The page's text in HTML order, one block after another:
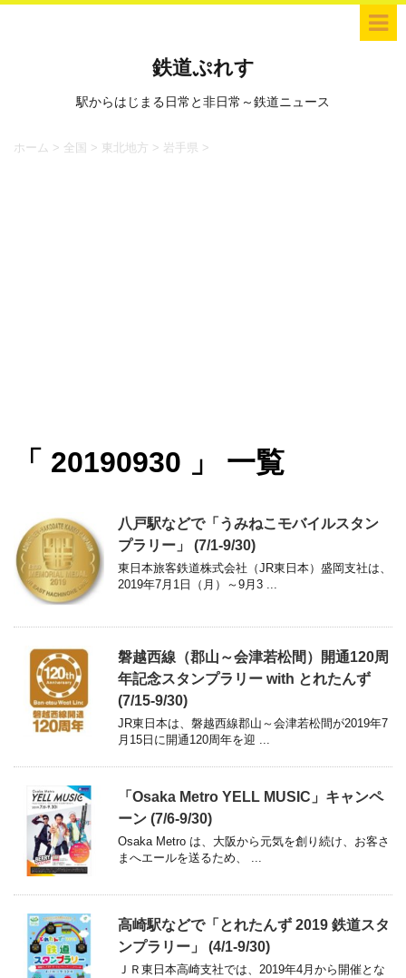
鉄道ぷれす
駅からはじまる日常と非日常～鉄道ニュース
ホーム > 全国 > 東北地方 > 岩手県 >
「 20190930 」 一覧
八戸駅などで「うみねこモバイルスタン
プラリー」 (7/1-9/30)
東日本旅客鉄道株式会社（JR東日本）盛岡支社は、
2019年7月1日（月）～9月3 ...
磐越西線（郡山～会津若松間）開通120周
年記念スタンプラリー with とれたんず
(7/15-9/30)
JR東日本は、磐越西線郡山～会津若松間が2019年7
月15日に開通120周年を迎 ...
「Osaka Metro YELL MUSIC」キャンペ
ーン (7/6-9/30)
Osaka Metro は、大阪から元気を創り続け、お客さ
まへエールを送るため、 ...
高崎駅などで「とれたんず 2019 鉄道スタ
ンプラリー」 (4/1-9/30)
ＪＲ東日本高崎支社では、2019年4月から開催とな